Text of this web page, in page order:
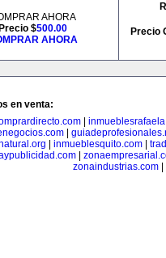
AHORA
Precio $500.00
AHORA
Precio
en venta:
|
inmueblesquito.com
zonaindustrias.com